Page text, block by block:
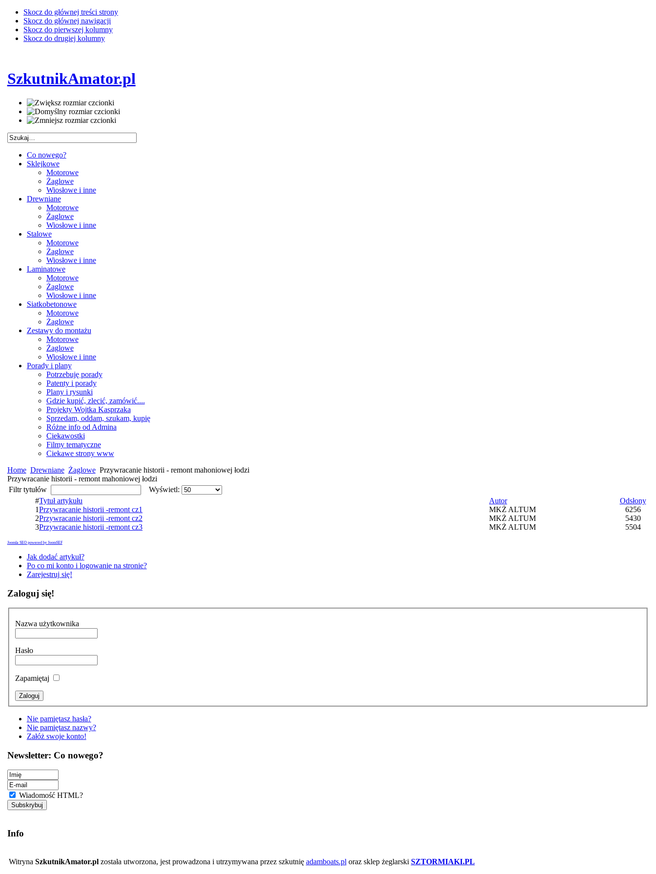
Skocz do głównej treści strony
Skocz do głównej nawigacji
Skocz do pierwszej kolumny
Skocz do drugiej kolumny
SzkutnikAmator.pl
Co nowego?
Sklejkowe
Motorowe
Żaglowe
Wiosłowe i inne
Drewniane
Motorowe
Żaglowe
Wiosłowe i inne
Stalowe
Motorowe
Żaglowe
Wiosłowe i inne
Laminatowe
Motorowe
Żaglowe
Wiosłowe i inne
Siatkobetonowe
Motorowe
Żaglowe
Zestawy do montażu
Motorowe
Żaglowe
Wiosłowe i inne
Porady i plany
Potrzebuję porady
Patenty i porady
Plany i rysunki
Gdzie kupić, zlecić, zamówić....
Projekty Wojtka Kasprzaka
Sprzedam, oddam, szukam, kupię
Różne info od Admina
Ciekawostki
Filmy tematyczne
Ciekawe strony www
Home Drewniane Żaglowe Przywracanie historii - remont mahoniowej łodzi
Przywracanie historii - remont mahoniowej łodzi
Filtr tytułów
Wyświetl:
#Tytuł artykułu Autor
Odsłony
1Przywracanie historii -remont cz1 MKŻ ALTUM
6256
2Przywracanie historii -remont cz2 MKŻ ALTUM
5430
3Przywracanie historii -remont cz3 MKŻ ALTUM 5504
Joomla SEO powered by JoomSEF
Jak dodać artykuł?
Po co mi konto i logowanie na stronie?
Zarejestruj się!
Zaloguj się!
Nazwa użytkownika
Hasło
Zapamiętaj
Nie pamiętasz hasła?
Nie pamiętasz nazwy?
Załóż swoje konto!
Newsletter: Co nowego?
Wiadomość HTML?
Info
Witryna SzkutnikAmator.plzostała utworzona, jest prowadzona i utrzymywana przez szkutnię adamboats.pl oraz sklep żeglarski SZTORMIAKI.PL